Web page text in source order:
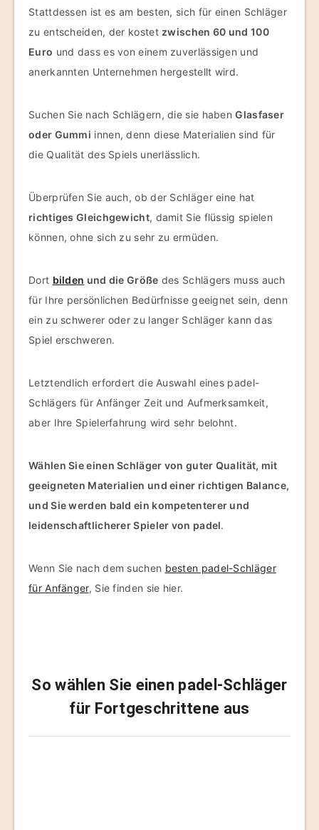
Stattdessen ist es am besten, sich für einen Schläger
zu entscheiden, der kostet zwischen 60 und 100
Euro und dass es von einem zuverlässigen und
anerkannten Unternehmen hergestellt wird.
Suchen Sie nach Schlägern, die sie habenGlasfaser
oder Gummi innen, denn diese Materialien sind für
die Qualität des Spiels unerlässlich.
Überprüfen Sie auch, ob der Schläger eine hat
richtiges Gleichgewicht, damit Sie flüssig spielen
können, ohne sich zu sehr zu ermüden.
Dort bilden und die Größe des Schlägers muss auch
für Ihre persönlichen Bedürfnisse geeignet sein, denn
ein zu schwerer oder zu langer Schläger kann das
Spiel erschweren.
Letztendlich erfordert die Auswahl eines padel-
Schlägers für Anfänger Zeit und Aufmerksamkeit,
aber Ihre Spielerfahrung wird sehr belohnt.
Wählen Sie einen Schläger von guter Qualität, mit
geeigneten Materialien und einer richtigen Balance,
und Sie werden bald ein kompetenterer und
leidenschaftlicherer Spieler von padel.
Wenn Sie nach dem suchen besten padel-Schläger
für Anfänger, Sie finden sie hier.
So wählen Sie einen padel-Schläger
für Fortgeschrittene aus